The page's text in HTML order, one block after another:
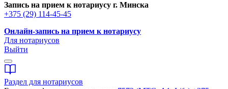
Запись на прием к нотариусу г. Минска
+375 (29) 114-45-45
Онлайн-запись на прием к нотариусу
Для нотариусов
Выйти
Раздел для нотариусов